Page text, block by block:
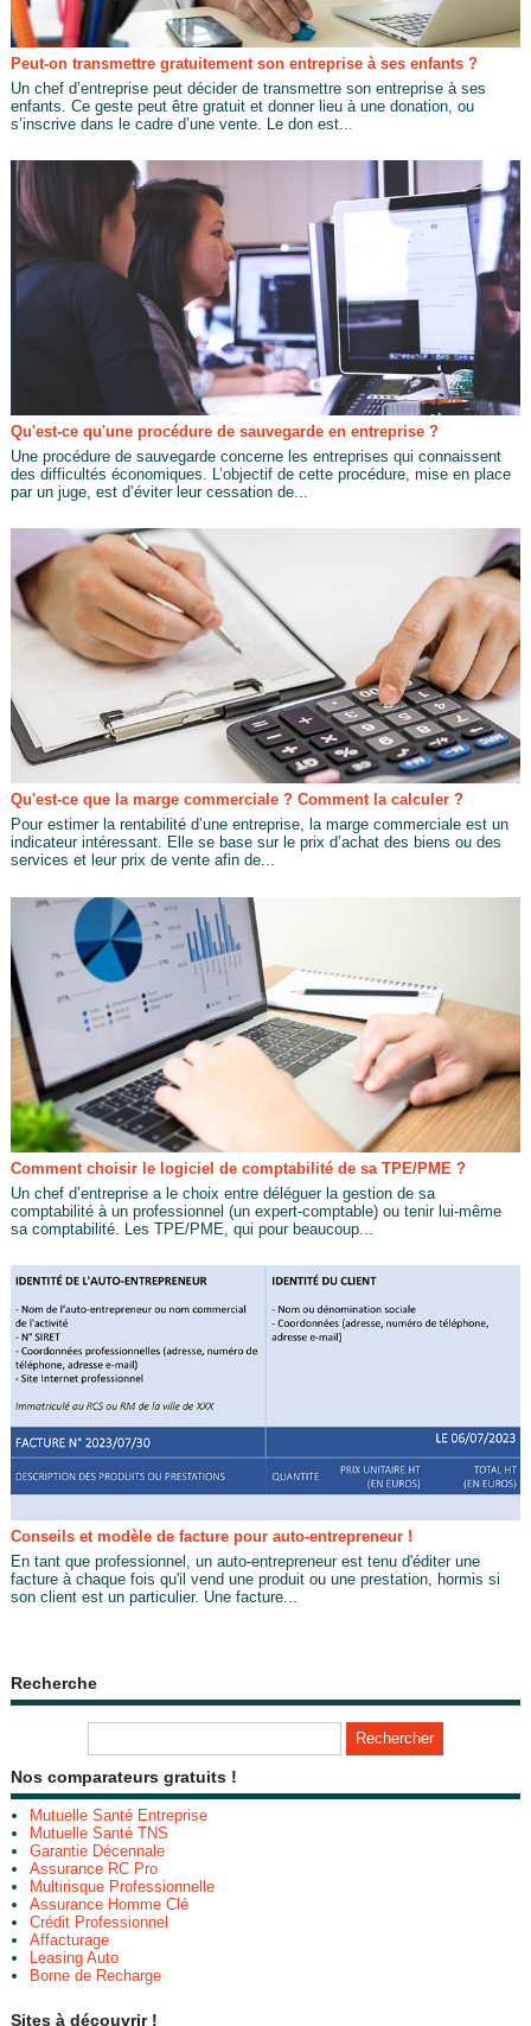
Peut-on transmettre gratuitement son entreprise à ses enfants ?
Un chef d’entreprise peut décider de transmettre son entreprise à ses
enfants. Ce geste peut être gratuit et donner lieu à une donation, ou
s’inscrive dans le cadre d’une vente. Le don est...
Qu'est-ce qu'une procédure de sauvegarde en entreprise ?
Une procédure de sauvegarde concerne les entreprises qui connaissent
des difficultés économiques. L’objectif de cette procédure, mise en place
par un juge, est d’éviter leur cessation de...
Qu'est-ce que la marge commerciale ? Comment la calculer ?
Pour estimer la rentabilité d’une entreprise, la marge commerciale est un
indicateur intéressant. Elle se base sur le prix d’achat des biens ou des
services et leur prix de vente afin de...
Comment choisir le logiciel de comptabilité de sa TPE/PME ?
Un chef d’entreprise a le choix entre déléguer la gestion de sa
comptabilité à un professionnel (un expert-comptable) ou tenir lui-même
sa comptabilité. Les TPE/PME, qui pour beaucoup...
Conseils et modèle de facture pour auto-entrepreneur !
En tant que professionnel, un auto-entrepreneur est tenu d'éditer une
facture à chaque fois qu'il vend une produit ou une prestation, hormis si
son client est un particulier. Une facture...
Recherche
Nos comparateurs gratuits !
Mutuelle Santé Entreprise
Mutuelle Santé TNS
Garantie Décennale
Assurance RC Pro
Multirisque Professionnelle
Assurance Homme Clé
Crédit Professionnel
Affacturage
Leasing Auto
Borne de Recharge
Sites à découvrir !